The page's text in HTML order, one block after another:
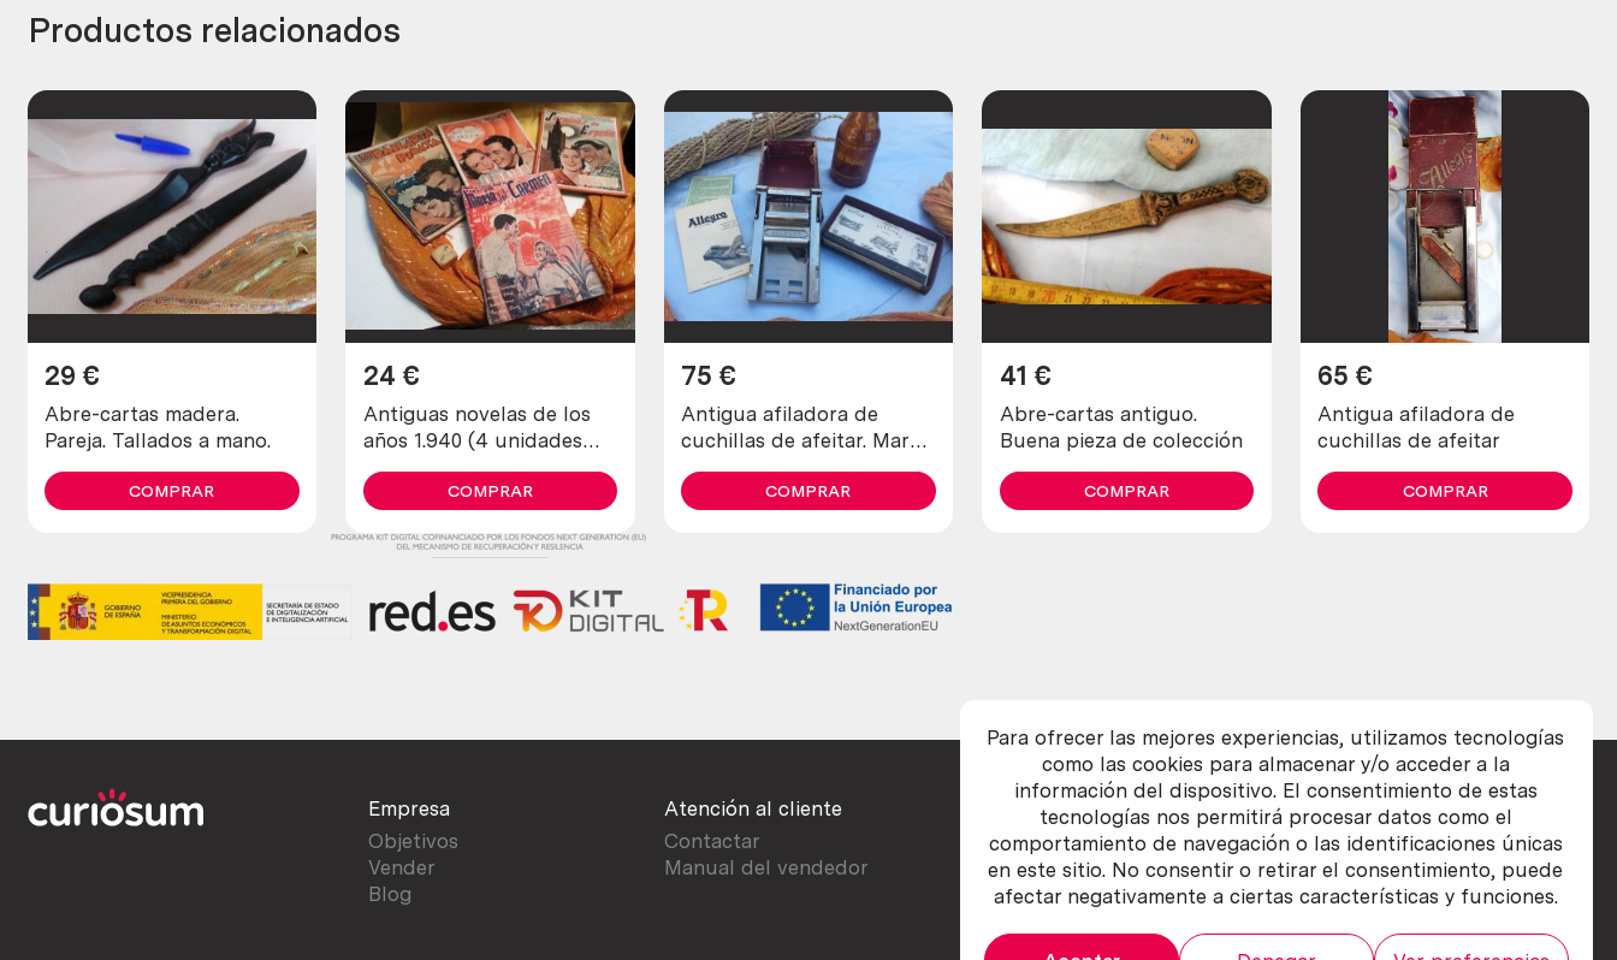
Para ofrecer las mejores experiencias, utilizamos tecnologías
como las cookies para almacenar y/o acceder a la
información del dispositivo. El consentimiento de estas
tecnologías nos permitirá procesar datos como el
comportamiento de navegación o las identificaciones únicas
en este sitio. No consentir o retirar el consentimiento, puede
afectar negativamente a ciertas características y funciones.
Productos relacionados
Abre-cartas madera.
Pareja. Tallados a mano.
29 €
COMPRAR
Antiguas novelas de los
años 1.940 (4 unidades
diferentes)
24 €
COMPRAR
Antigua afiladora de
cuchillas de afeitar. Marca
allegro.
75 €
COMPRAR
Abre-cartas antiguo.
Buena pieza de colección
41 €
COMPRAR
Antigua afiladora de
cuchillas de afeitar
65 €
COMPRAR
Empresa
Objetivos
Vender
Blog
Atención al cliente
Contactar
Manual del vendedor